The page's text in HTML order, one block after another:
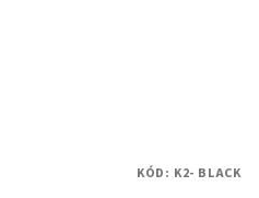
KÓD: K2- BLACK